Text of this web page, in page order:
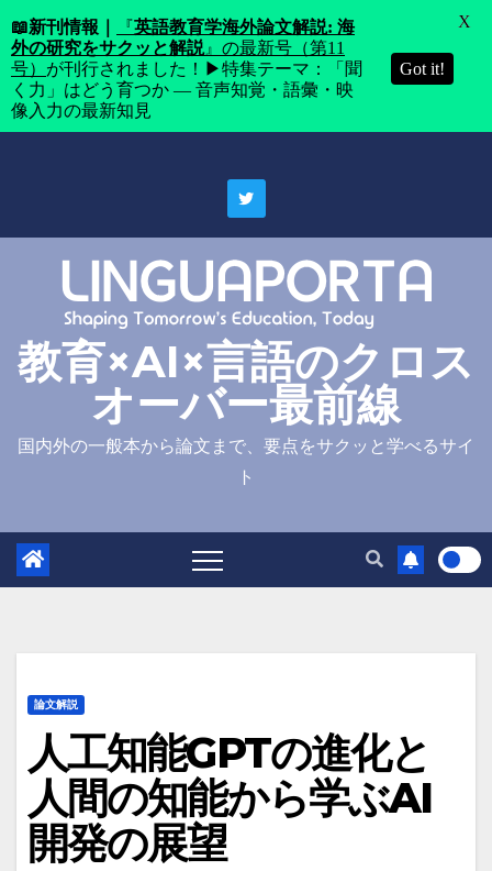
教育×AI×言語のクロス
オーバー最前線
国内外の一般本から論文まで、要点をサクッと学べるサイ
ト
論文解説
人工知能GPTの進化と
人間の知能から学ぶAI
開発の展望
📖新刊情報｜ 『英語教育学海外論文解説: 海
外の研究をサクッと解説』の最新号（第11
号） が刊行されました！▶特集テーマ：「聞
く力」はどう育つか ― 音声知覚・語彙・映
像入力の最新知見
Got it!
X